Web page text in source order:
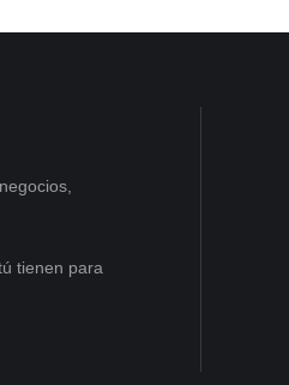
tienen para